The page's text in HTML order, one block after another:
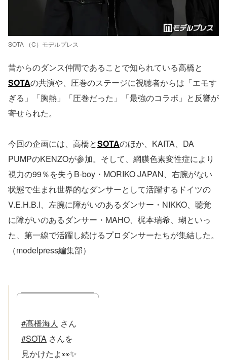
SOTA （C）モデルプレス
昔からのダンス仲間であることで知られている高橋と
SOTAの共演や、圧巻のステージに視聴者からは「エモす
ぎる」「胸熱」「圧巻だった」「最強のコラボ」と反響が
寄せられた。
今回の企画には、高橋とSOTAのほか、KAITA、DA
PUMPのKENZOが参加。そして、網膜色素変性症により
視力の99％を失うB-boy・MORIKO JAPAN、右腕がない
状態で生まれ世界的なダンサーとして活躍するドイツの
V.E.H.B.I、左腕に障がいのあるダンサー・NIKKO、聴覚
に障がいのあるダンサー・MAHO、梶本瑞希、瑚といっ
た、第一線で活躍し続けるプロダンサーたちが集結した。
（modelpress編集部）
╭━━━━━━━━━╮
#髙橋海人 さん
#SOTA さんを
見かけたよ👀✨